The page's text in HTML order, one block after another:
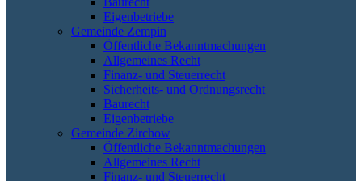
Eigenbetriebe
Gemeinde Zempin
Öffentliche Bekanntmachungen
Allgemeines Recht
Finanz- und Steuerrecht
Sicherheits- und Ordnungsrecht
Baurecht
Eigenbetriebe
Gemeinde Zirchow
Öffentliche Bekanntmachungen
Allgemeines Recht
Finanz- und Steuerrecht